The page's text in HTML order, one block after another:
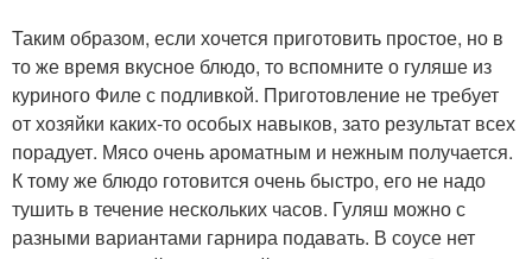
Таким образом, если хочется приготовить простое, но в
то же время вкусное блюдо, то вспомните о гуляше из
куриного Филе с подливкой. Приготовление не требует
от хозяйки каких-то особых навыков, зато результат всех
порадует. Мясо очень ароматным и нежным получается.
К тому же блюдо готовится очень быстро, его не надо
тушить в течение нескольких часов. Гуляш можно с
разными вариантами гарнира подавать. В соусе нет